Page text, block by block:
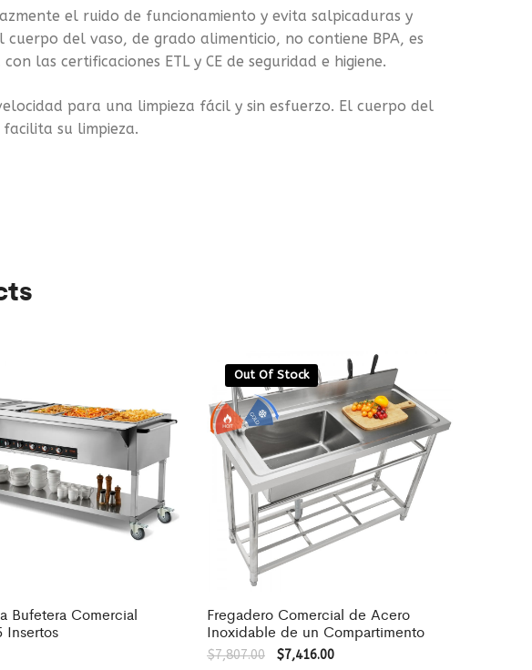
el ruido de funcionamiento y evita salpicaduras y
del vaso, de grado alimenticio, no contiene BPA, es
las certificaciones ETL y CE de seguridad e higiene.
para una limpieza fácil y sin esfuerzo. El cuerpo del
su limpieza.
Bufetera Comercial
Insertos
Out Of Stock
Fregadero Comercial de Acero
Inoxidable de un Compartimento
$7,807.00 $7,416.00